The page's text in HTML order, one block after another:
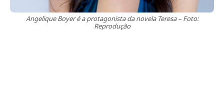
Angelique Boyer é a protagonista da novela Teresa – Foto:
Reprodução